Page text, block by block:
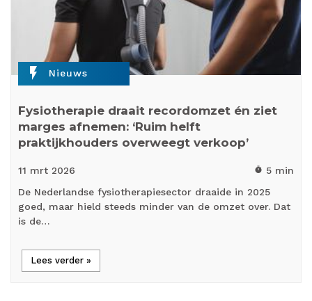
flash_on Nieuws
Fysiotherapie draait recordomzet én ziet
marges afnemen: ‘Ruim helft
praktijkhouders overweegt verkoop’
11 mrt 2026 timer 5 min
De Nederlandse fysiotherapiesector draaide in 2025
goed, maar hield steeds minder van de omzet over. Dat
is de…
Lees verder »